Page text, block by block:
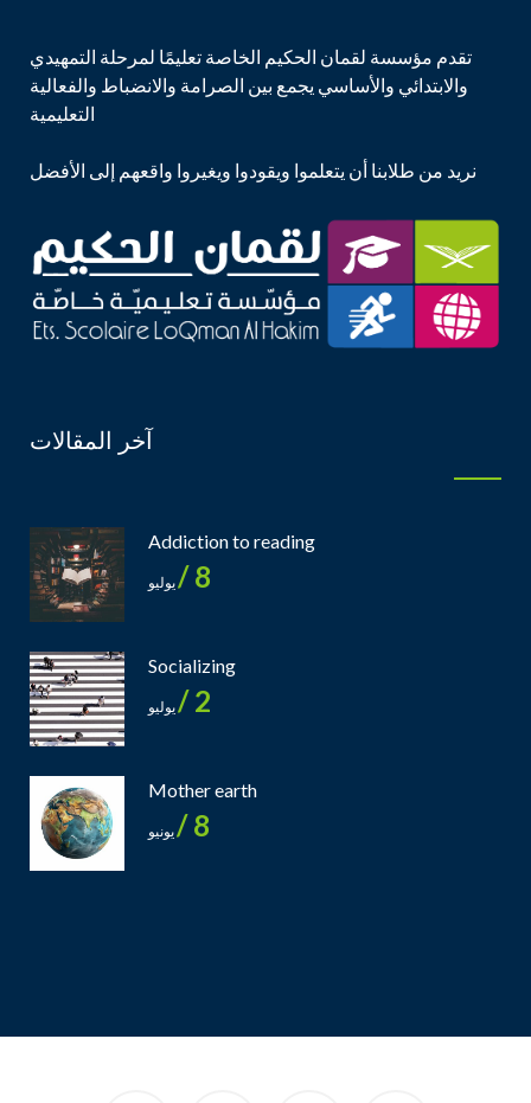
تقدم مؤسسة لقمان الحكيم الخاصة تعليمًا لمرحلة التمهيدي
والابتدائي والأساسي يجمع بين الصرامة والانضباط والفعالية
التعليمية
نريد من طلابنا أن يتعلموا ويقودوا ويغيروا واقعهم إلى الأفضل
آخر المقالات
Addiction to reading
8 / يوليو
Socializing
2 / يوليو
Mother earth
8 / يونيو